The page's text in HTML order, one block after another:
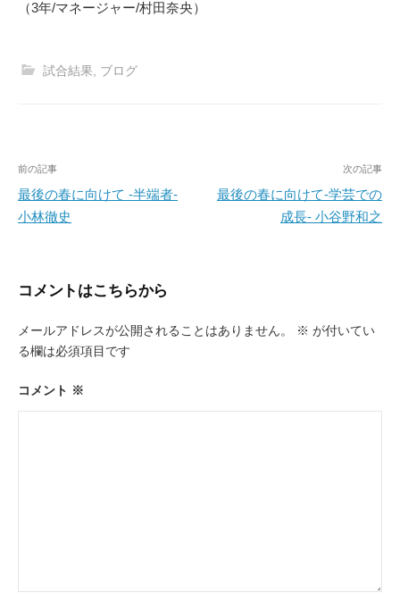
（3年/マネージャー/村田奈央）
試合結果 ブログ
投
稿
ナ
ゲ
シ
ョ
ン
前の記事
最後の春に向けて -半端者-
小林徹史
次の記事
最後の春に向けて-学芸での
成長- 小谷野和之
コメントはこちらから
メールアドレスが公開されることはありません。 ※ が付いてい
る欄は必須項目です
コメント ※